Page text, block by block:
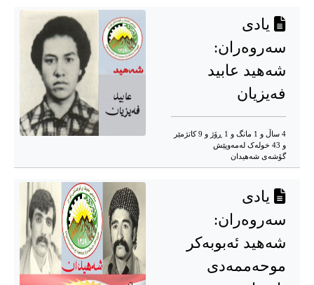
یادی
سەروەران:
شەهید عابید
فەیزیان
4 ساڵ و 1 مانگ و 1 ڕۆژ و 9 کاتژمێر
و 43 خوله‌ک له‌مه‌وپێش‌
گۆشه‌ی شه‌هیدان
یادی
سەروەران:
شەهید ئەبوبەکر
موحەممەدی